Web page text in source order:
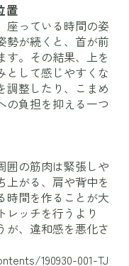
置
座っている時間の姿
勢が続くと、首が前
す。その結果、上を
として感じやすくな
調整したり、こまめ
の負担を抑える一つ
囲の筋肉は緊張しや
上がる、肩や背中を
時間を作ることが大
レッチを行うより
が、違和感を悪化さ
190930-001-TJ